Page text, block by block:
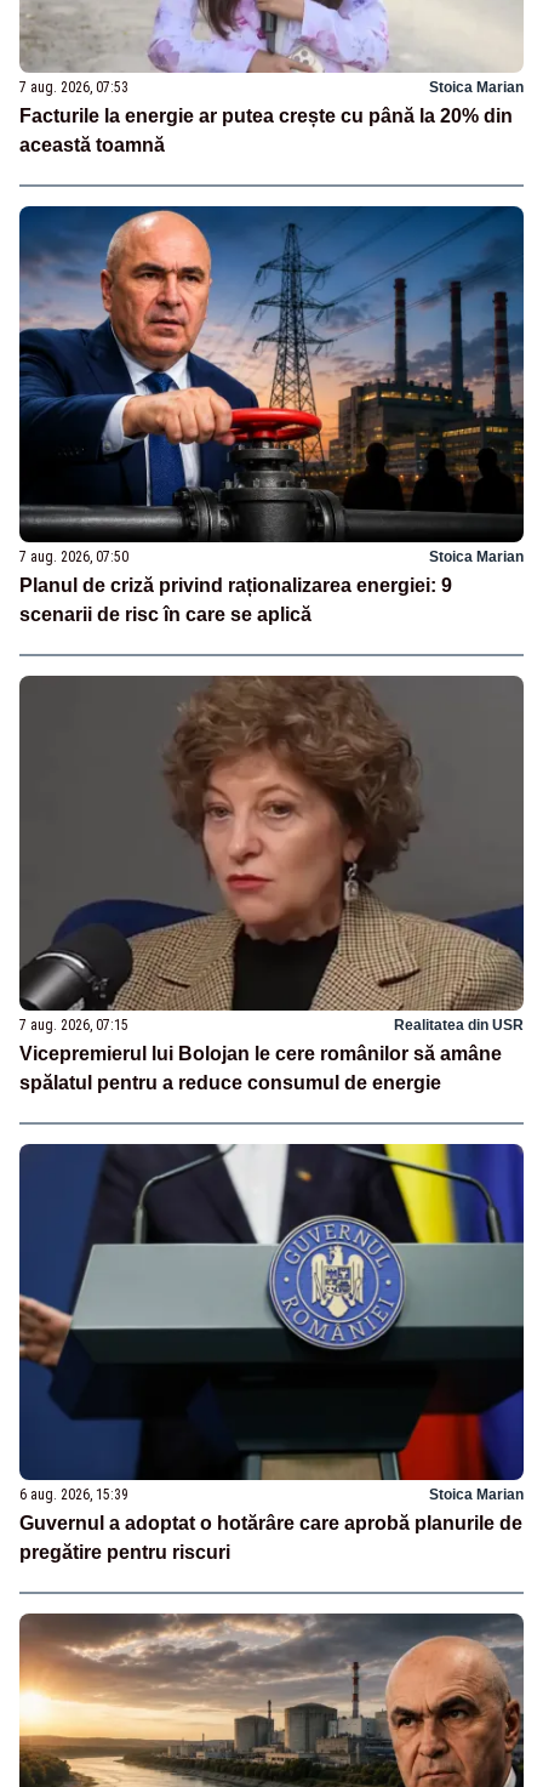
7 aug. 2026, 07:53 Stoica Marian
Facturile la energie ar putea crește cu până la 20% din
această toamnă
7 aug. 2026, 07:50 Stoica Marian
Planul de criză privind raționalizarea energiei: 9
scenarii de risc în care se aplică
7 aug. 2026, 07:15 Realitatea din USR
Vicepremierul lui Bolojan le cere românilor să amâne
spălatul pentru a reduce consumul de energie
6 aug. 2026, 15:39 Stoica Marian
Guvernul a adoptat o hotărâre care aprobă planurile de
pregătire pentru riscuri